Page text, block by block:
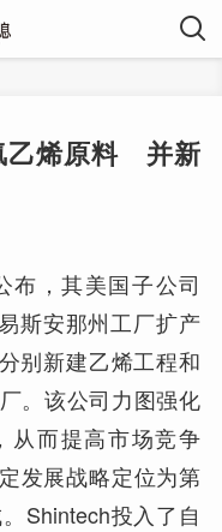
乙烯原料 并新
，其美国子公司
斯安那州工厂扩产
别新建乙烯工程和
。该公司力图强化
从而提高市场竞争
发展战略定位为第
Shintech投入了自